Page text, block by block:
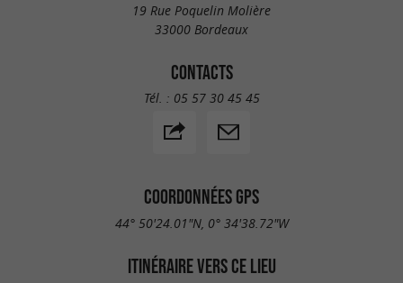
19 Rue Poquelin Molière
33000 Bordeaux
CONTACTS
Tél. : 05 57 30 45 45
COORDONNÉES GPS
44° 50'24.01"N, 0° 34'38.72"W
ITINÉRAIRE VERS CE LIEU